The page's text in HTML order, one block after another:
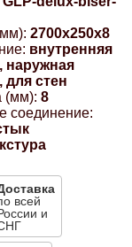
2700x250x8
внутренняя
наружная
для стен
(мм): 8
соединение:
всей
и